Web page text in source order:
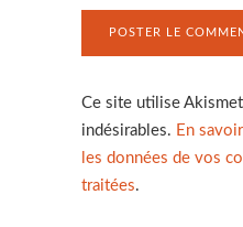
Ce site utilise
indésirables. En
les données de vos
traitées.